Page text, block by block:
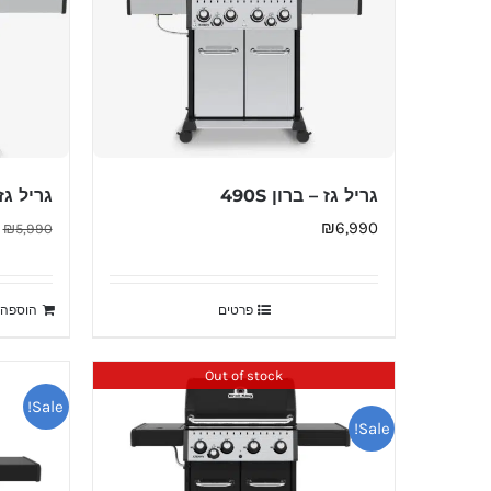
גריל גז – ברון 490S
₪6,990
פרטים
גריל גז
₪5,990
Out of stock
Sale!
Sale!